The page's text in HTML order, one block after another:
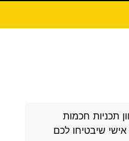
תכניות חכמות
שיבטיחו לכם